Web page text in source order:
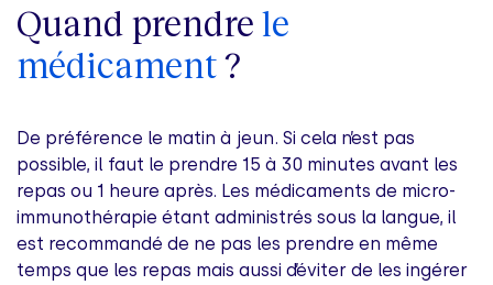
Quand prendre le
médicament?
De préférence le matin à jeun. Si cela n’est pas
possible, il faut le prendre 15 à 30 minutes avant les
repas ou 1 heure après. Les médicaments de micro-
immunothérapie étant administrés sous la langue, il
est recommandé de ne pas les prendre en même
temps que les repas mais aussi d’éviter de les ingérer